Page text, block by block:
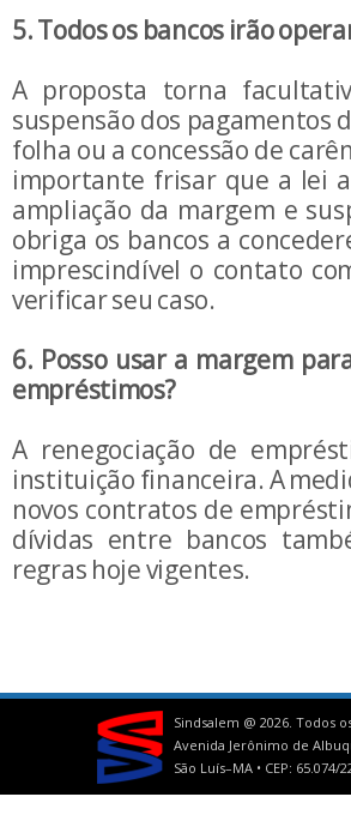
5. Todos os bancos irão
A proposta torna
suspensão dos pagamentos
folha ou a concessão de
importante frisar que a lei
ampliação da margem e
obriga os bancos a
imprescindível o contato
verificar seu caso.
6. Posso usar a margem
empréstimos?
A renegociação de
instituição financeira. A
novos contratos de
dívidas entre bancos
regras hoje vigentes.
Sindsalem @ 2026. Todos
Avenida Jerônimo de
São Luís–MA • CEP: